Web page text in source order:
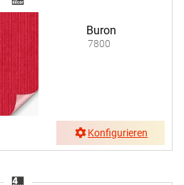
Buron
7800
Konfigurieren